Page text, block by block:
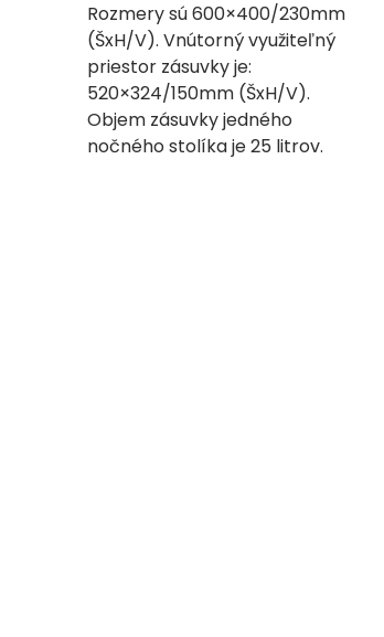
Rozmery sú 600×400/230mm
(ŠxH/V). Vnútorný využiteľný
priestor zásuvky je:
520×324/150mm (ŠxH/V).
Objem zásuvky jedného
nočného stolíka je 25 litrov.